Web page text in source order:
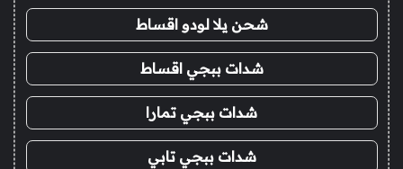
شحن يلا لودو اقساط
شدات ببجي اقساط
شدات ببجي تمارا
شدات ببجي تابي